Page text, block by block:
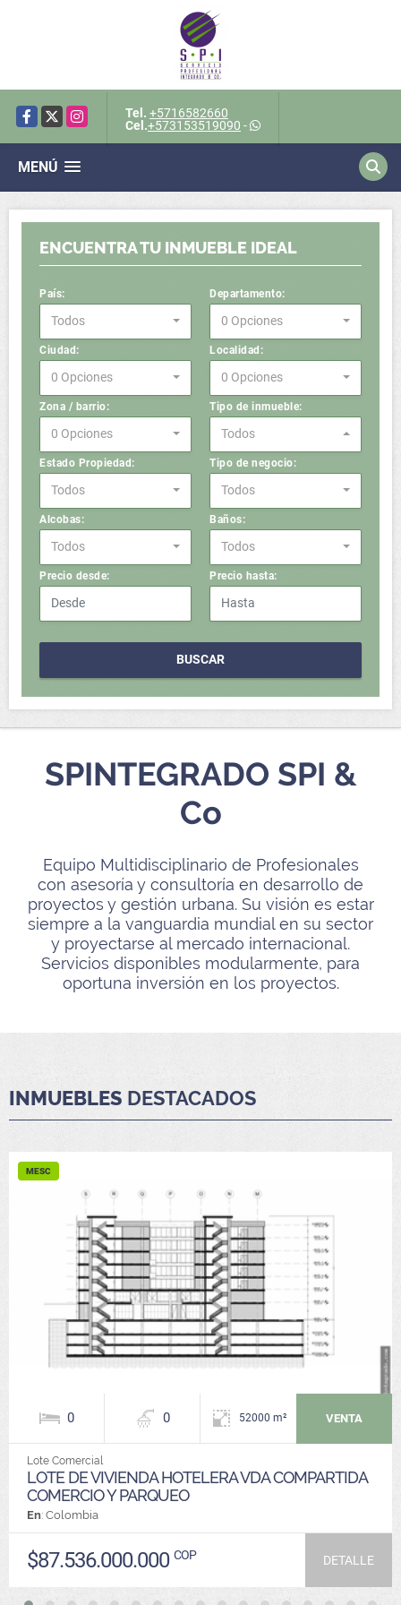
Facebook
X Instagram Tel. +5716582660
Cel.+573153519090 -
MENÚ
360 OpenStreetMap
ENCUENTRA TU INMUEBLE IDEAL
País:
Todos
Departamento:
0 Opciones
Ciudad:
0 Opciones
Localidad:
0 Opciones
Zona / barrio:
0 Opciones
Tipo de inmueble:
Todos
Estado Propiedad:
Todos
Tipo de negocio:
Todos
Alcobas:
Todos
Baños:
Todos
Precio desde: Precio hasta:
BUSCAR
SPINTEGRADO SPI &
Co
Equipo Multidisciplinario de Profesionales
con asesoría y consultoría en desarrollo de
proyectos y gestión urbana. Su visión es estar
siempre a la vanguardia mundial en su sector
y proyectarse al mercado internacional.
Servicios disponibles modularmente, para
oportuna inversión en los proyectos.
INMUEBLES DESTACADOS
MESC
0 0 52000 m² VENTA
Lote Comercial
LOTE DE VIVIENDA HOTELERA VDA COMPARTIDA
COMERCIO Y PARQUEO
En: Colombia
$87.536.000.000 COP DETALLE